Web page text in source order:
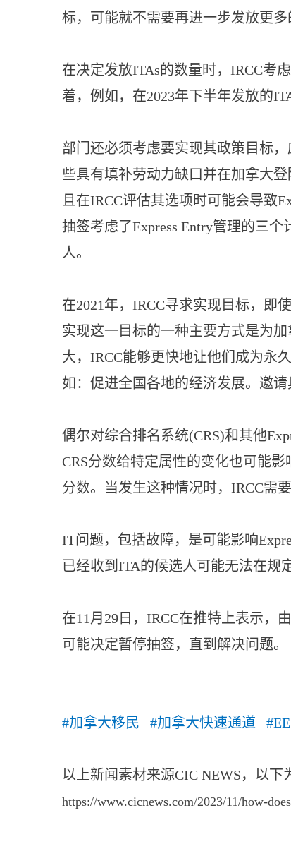
标，可能就不需要再进一步发放更
在决定发放ITAs的数量时，IRCC考
着，例如，在2023年下半年发放的
部门还必须考虑要实现其政策目标
些具有填补劳动力缺口并在加拿大
且在IRCC评估其选项时可能会导致
抽签考虑了Express Entry管理的三
人。
在2021年，IRCC寻求实现目标，即
实现这一目标的一种主要方式是为
大，IRCC能够更快地让他们成为永
如：促进全国各地的经济发展。邀
偶尔对综合排名系统(CRS)和其他
CRS分数给特定属性的变化也可能
分数。当发生这种情况时，IRCC需
IT问题，包括故障，是可能影响
已经收到ITA的候选人可能无法在规
在11月29日，IRCC在推特上表示，
可能决定暂停抽签，直到解决问题。
#加拿大移民 #加拿大快速通道
以上新闻素材来源CIC NEWS，以下
https://www.cicnews.com/2023/11/how-